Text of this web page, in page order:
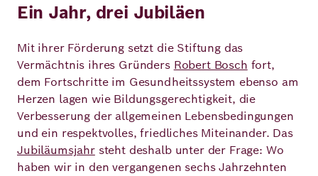
Ein Jahr, drei Jubiläen
Mit ihrer Förderung setzt die Stiftung das
Vermächtnis ihres Gründers Robert Bosch fort,
dem Fortschritte im Gesundheitssystem ebenso am
Herzen lagen wie Bildungsgerechtigkeit, die
Verbesserung der allgemeinen Lebensbedingungen
und ein respektvolles, friedliches Miteinander. Das
Jubiläumsjahrsteht deshalb unter der Frage: Wo
haben wir in den vergangenen sechs Jahrzehnten